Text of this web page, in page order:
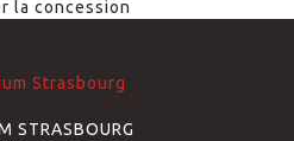
STRASBOURG